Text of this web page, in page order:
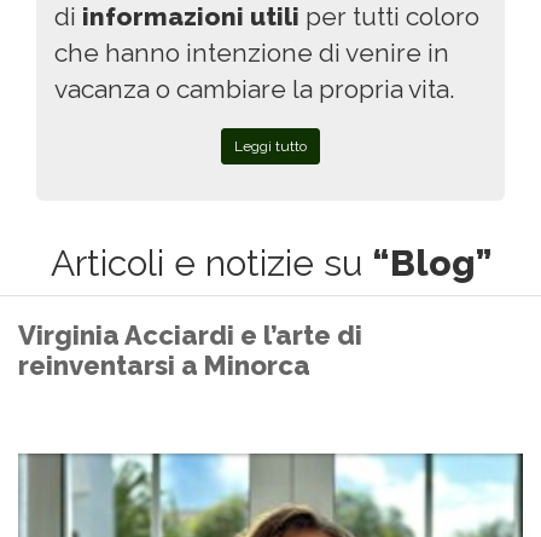
di informazioni utili per tutti coloro
che hanno intenzione di venire in
vacanza o cambiare la propria vita.
Leggi tutto
Articoli e notizie su “Blog”
Virginia Acciardi e l’arte di
reinventarsi a Minorca